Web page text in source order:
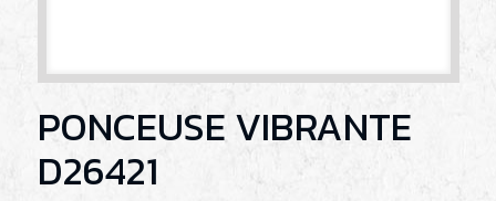
PONCEUSE VIBRANTE
D26421